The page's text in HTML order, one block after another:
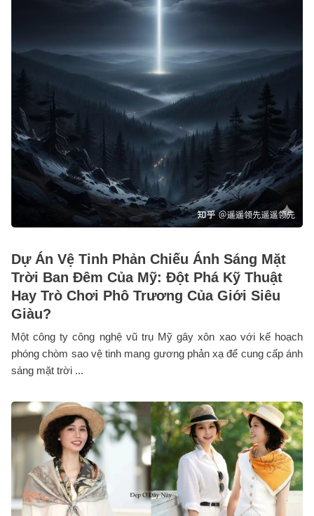
Dự Án Vệ Tinh Phản Chiếu Ánh Sáng Mặt
Trời Ban Đêm Của Mỹ: Đột Phá Kỹ Thuật
Hay Trò Chơi Phô Trương Của Giới Siêu
Giàu?
Một công ty công nghệ vũ trụ Mỹ gây xôn xao với kế hoạch
phóng chòm sao vệ tinh mang gương phản xạ để cung cấp ánh
sáng mặt trời ...